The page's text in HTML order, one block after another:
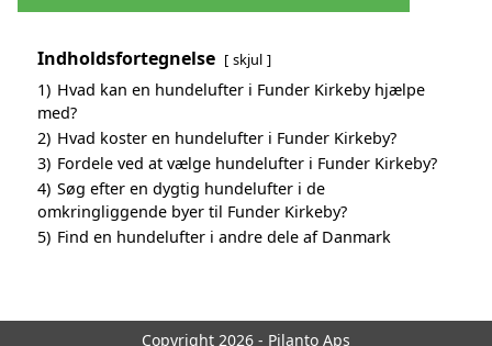
Indholdsfortegnelse skjul
1) Hvad kan en hundelufter i Funder Kirkeby hjælpe
med?
2) Hvad koster en hundelufter i Funder Kirkeby?
3) Fordele ved at vælge hundelufter i Funder Kirkeby?
4) Søg efter en dygtig hundelufter i de
omkringliggende byer til Funder Kirkeby?
5) Find en hundelufter i andre dele af Danmark
Copyright 2026 - Pilanto Aps